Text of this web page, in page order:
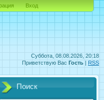
Суббота, 08.08.2026, 20:18
Приветствую Вас Гость | RSS
Вход
Поиск